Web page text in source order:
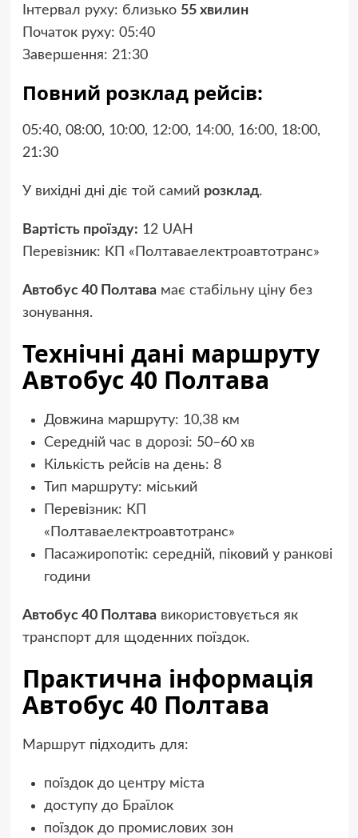
Інтервал руху: близько 55 хвилин
Початок руху: 05:40
Завершення: 21:30
Повний розклад рейсів:
05:40, 08:00, 10:00, 12:00, 14:00, 16:00, 18:00,
21:30
У вихідні дні діє той самий розклад.
Вартість проїзду: 12 UAH
Перевізник: КП «Полтаваелектроавтотранс»
Автобус 40 Полтавамає стабільну ціну без
зонування.
Технічні дані маршруту
Автобус 40 Полтава
Довжина маршруту: 10,38 км
Середній час в дорозі: 50–60 хв
Кількість рейсів на день: 8
Тип маршруту: міський
Перевізник: КП
«Полтаваелектроавтотранс»
Пасажиропотік: середній, піковий у ранкові
години
Автобус 40 Полтававикористовується як
транспорт для щоденних поїздок.
Практична інформація
Автобус 40 Полтава
Маршрут підходить для:
поїздок до центру міста
доступу до Браїлок
поїздок до промислових зон